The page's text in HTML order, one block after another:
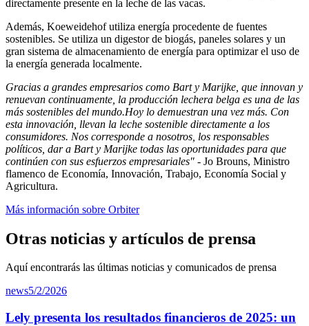
directamente presente en la leche de las vacas.
Además, Koeweidehof utiliza energía procedente de fuentes
sostenibles. Se utiliza un digestor de biogás, paneles solares y un
gran sistema de almacenamiento de energía para optimizar el uso de
la energía generada localmente.
Gracias a grandes empresarios como Bart y Marijke, que innovan y
renuevan continuamente, la producción lechera belga es una de las
más sostenibles del mundo.Hoy lo demuestran una vez más. Con
esta innovación, llevan la leche sostenible directamente a los
consumidores. Nos corresponde a nosotros, los responsables
políticos, dar a Bart y Marijke todas las oportunidades para que
continúen con sus esfuerzos empresariales" - Jo Brouns, Ministro
flamenco de Economía, Innovación, Trabajo, Economía Social y
Agricultura.
Más información sobre Orbiter
Otras noticias y artículos de prensa
Aquí encontrarás las últimas noticias y comunicados de prensa
news5/2/2026
Lely presenta los resultados financieros de 2025: un